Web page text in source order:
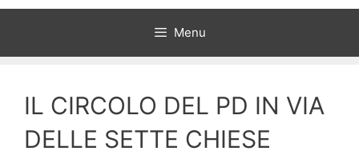
Menu
IL CIRCOLO DEL PD IN VIA
DELLE SETTE CHIESE